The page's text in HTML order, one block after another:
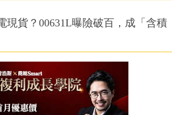
現貨？00631L曝險破百，成「含積